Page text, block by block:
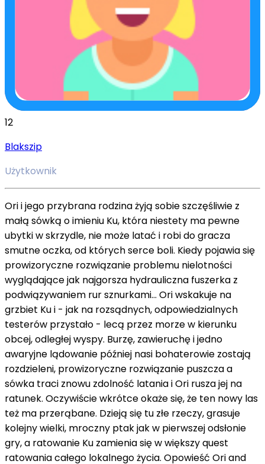
12
Blakszip
Użytkownik
Ori i jego przybrana rodzina żyją sobie szczęśliwie z
małą sówką o imieniu Ku, która niestety ma pewne
ubytki w skrzydle, nie może latać i robi do gracza
smutne oczka, od których serce boli. Kiedy pojawia się
prowizoryczne rozwiązanie problemu nielotności
wyglądające jak najgorsza hydrauliczna fuszerka z
podwiązywaniem rur sznurkami… Ori wskakuje na
grzbiet Ku i - jak na rozsądnych, odpowiedzialnych
testerów przystało - lecą przez morze w kierunku
obcej, odległej wyspy. Burzę, zawieruchę i jedno
awaryjne lądowanie później nasi bohaterowie zostają
rozdzieleni, prowizoryczne rozwiązanie puszcza a
sówka traci znowu zdolność latania i Ori rusza jej na
ratunek. Oczywiście wkrótce okaże się, że ten nowy las
też ma przerąbane. Dzieją się tu złe rzeczy, grasuje
kolejny wielki, mroczny ptak jak w pierwszej odsłonie
gry, a ratowanie Ku zamienia się w większy quest
ratowania całego lokalnego życia. Opowieść Ori and